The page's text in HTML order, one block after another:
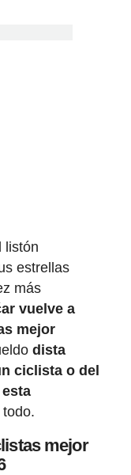
listón
estrellas
más
vuelve a
mejor
dista
ciclista o del
mejor